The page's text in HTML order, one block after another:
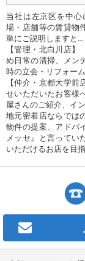
当社は左京区を中
場・店舗等の賃貸物
単にご説明しますと…
【管理・北白川店
め日常の清掃、メン
時の立会・リフォーム
【仲介・京都大学
せいただいたお客様
屋さんのご紹介、イ
地元密着店ならでは
物件の提案、アドバ
メッセ』と言ってい
いただけるお店を目